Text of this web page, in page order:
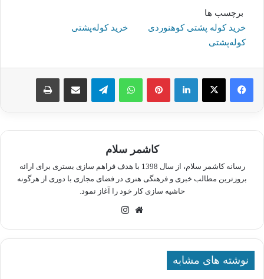
برچسب ها
خرید کوله پشتی کوهنوردی
خرید کوله‌پشتی
کوله‌پشتی
لینکدین پینترستواتس آپ تلگرام اشتراک گذاری از طریق ایمیل چاپ
کاشمر سلام
رسانه کاشمر سلام، از سال 1398 با هدف فراهم سازی بستری برای ارائه
بروزترین مطالب خبری و فرهنگی هنری در فضای مجازی با دوری از هرگونه
حاشیه سازی کار خود را آغاز نمود.
وبسایت
نوشته های مشابه